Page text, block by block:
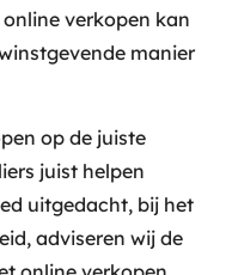
verkopen kan
manier
op de juiste
juist helpen
uitgedacht, bij het
adviseren wij de